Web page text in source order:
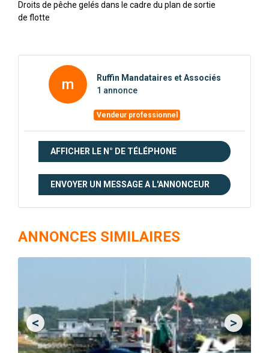
Droits de pêche gelés dans le cadre du plan de sortie
de flotte
m
Ruffin Mandataires et Associés
1 annonce
Vendeur professionnel
AFFICHER LE N° DE TÉLÉPHONE
ENVOYER UN MESSAGE A L'ANNONCEUR
ANNONCES SIMILAIRES
<Previous >Next